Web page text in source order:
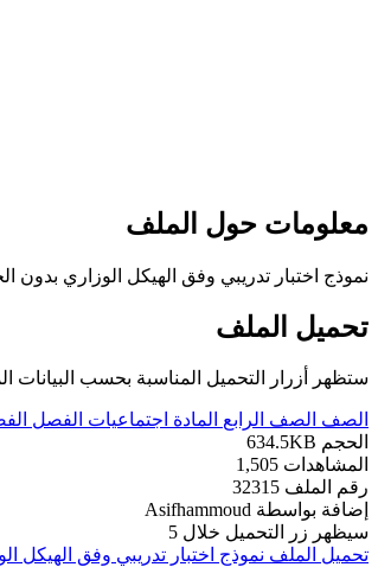
معلومات حول الملف
نموذج اختبار تدريبي وفق الهيكل الوزاري بدون
تحميل الملف
ستظهر أزرار التحميل المناسبة بحسب البيانات
الصف الصف الرابع المادة اجتماعيات الفصل
الحجم 634.5KB
المشاهدات 1,505
رقم الملف 32315
إضافة بواسطة Asifhammoud
سيظهر زر التحميل خلال 5
تحميل الملف نموذج اختبار تدريبي وفق الهيكل